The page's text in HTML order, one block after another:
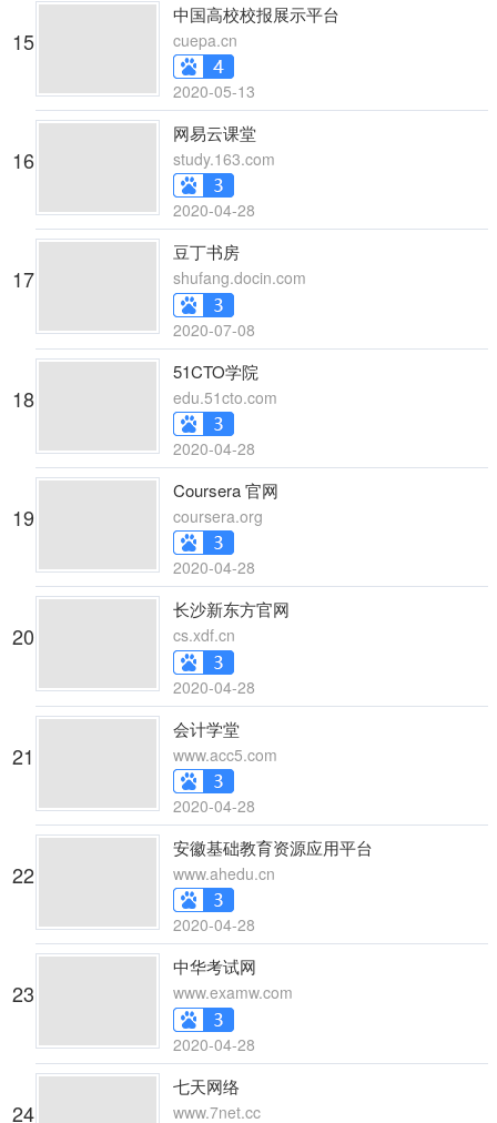
15
中国高校校报展示平台
cuepa.cn
2020-05-13
16
网易云课堂
study.163.com
2020-04-28
17
豆丁书房
shufang.docin.com
2020-07-08
18
51CTO学院
edu.51cto.com
2020-04-28
19
Coursera 官网
coursera.org
2020-04-28
20
长沙新东方官网
cs.xdf.cn
2020-04-28
21
会计学堂
www.acc5.com
2020-04-28
22
安徽基础教育资源应用平台
www.ahedu.cn
2020-04-28
23
中华考试网
www.examw.com
2020-04-28
24
七天网络
www.7net.cc